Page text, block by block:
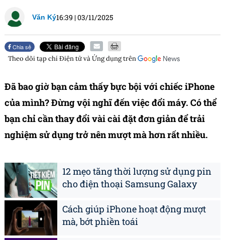
Văn Ký16:39 |03/11/2025
Chia sẻ
Theo dõi tạp chíĐiện tử và Ứng dụngtrên
Đã bao giờ bạn cảm thấy bực bội với chiếc iPhone
của mình? Đừng vội nghĩ đến việc đổi máy. Có thể
bạn chỉ cần thay đổi vài cài đặt đơn giản để trải
nghiệm sử dụng trở nên mượt mà hơn rất nhiều.
12 mẹo tăng thời lượng sử dụng pin
cho điện thoại Samsung Galaxy
Cách giúp iPhone hoạt động mượt
mà, bớt phiền toái